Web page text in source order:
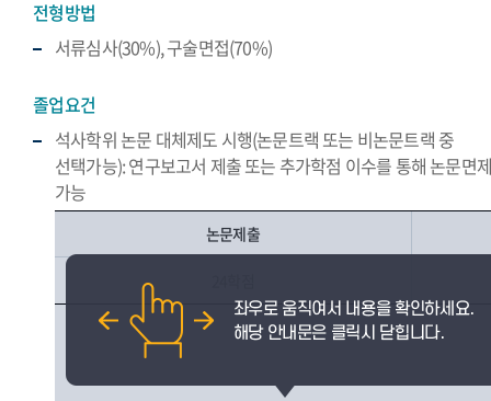
전형방법
서류심사(30%), 구술면접(70%)
졸업요건
석사학위 논문 대체제도 시행(논문트랙 또는 비논문트랙 중
선택가능): 연구보고서 제출 또는 추가학점 이수를 통해 논문면
가능
논문제출